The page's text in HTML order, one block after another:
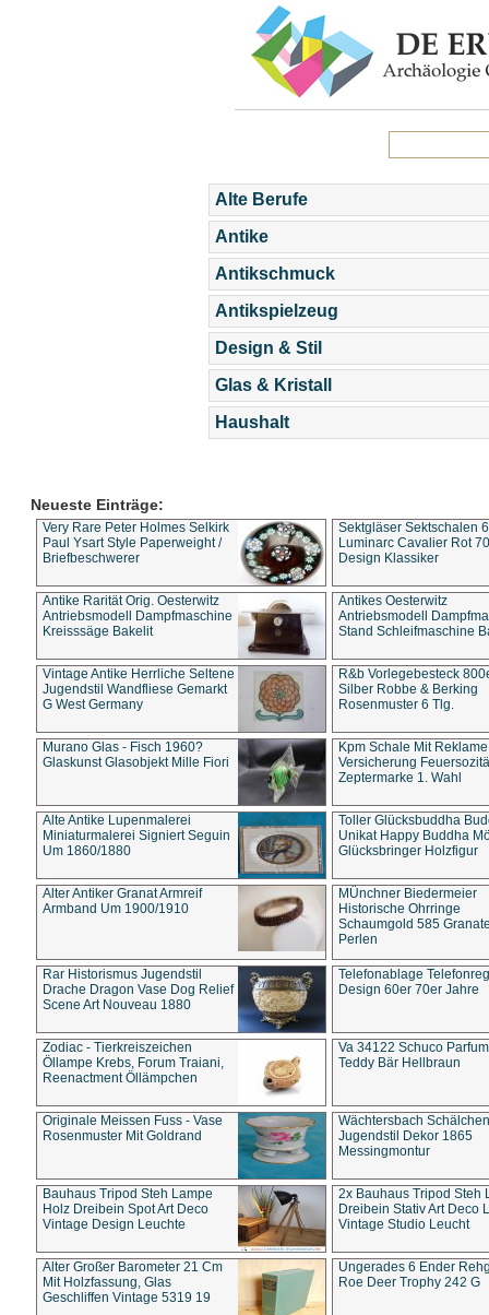
Alte Berufe
Antike
Antikschmuck
Antikspielzeug
Design & Stil
Glas & Kristall
Haushalt
Neueste Einträge:
Very Rare Peter Holmes Selkirk
Paul Ysart Style Paperweight /
Briefbeschwerer
Sektgläser Sektschalen
Luminarc Cavalier Rot
Design Klassiker
Antike Rarität Orig. Oesterwitz
Antriebsmodell Dampfmaschine
Kreisssäge Bakelit
Antikes Oesterwitz
Antriebsmodell
Stand Schleifmaschine
Vintage Antike Herrliche Seltene
Jugendstil Wandfliese Gemarkt
G West Germany
R&b Vorlegebesteck
Silber Robbe & Berking
Rosenmuster 6 Tlg.
Murano Glas - Fisch 1960?
Glaskunst Glasobjekt Mille Fiori
Kpm Schale Mit Reklame
Versicherung
Zeptermarke 1. Wahl
Alte Antike Lupenmalerei
Miniaturmalerei Signiert Seguin
Um 1860/1880
Toller Glücksbuddha
Unikat Happy Buddha
Glücksbringer Holzfigur
Alter Antiker Granat Armreif
Armband Um 1900/1910
MÜnchner Biedermeier
Historische Ohrringe
Schaumgold 585
Perlen
Rar Historismus Jugendstil
Drache Dragon Vase Dog Relief
Scene Art Nouveau 1880
Telefonablage
Design 60er 70er Jahre
Zodiac - Tierkreiszeichen
Öllampe Krebs, Forum Traiani,
Reenactment Öllämpchen
Va 34122 Schuco
Teddy Bär Hellbraun
Originale Meissen Fuss - Vase
Rosenmuster Mit Goldrand
Wächtersbach Schälchen
Jugendstil Dekor 1865
Messingmontur
Bauhaus Tripod Steh Lampe
Holz Dreibein Spot Art Deco
Vintage Design Leuchte
2x Bauhaus Tripod Steh
Dreibein Stativ Art Deco
Vintage Studio Leucht
Alter Großer Barometer 21 Cm
Mit Holzfassung, Glas
Geschliffen Vintage 5319 19
Ungerades 6 Ender
Roe Deer Trophy 242 G